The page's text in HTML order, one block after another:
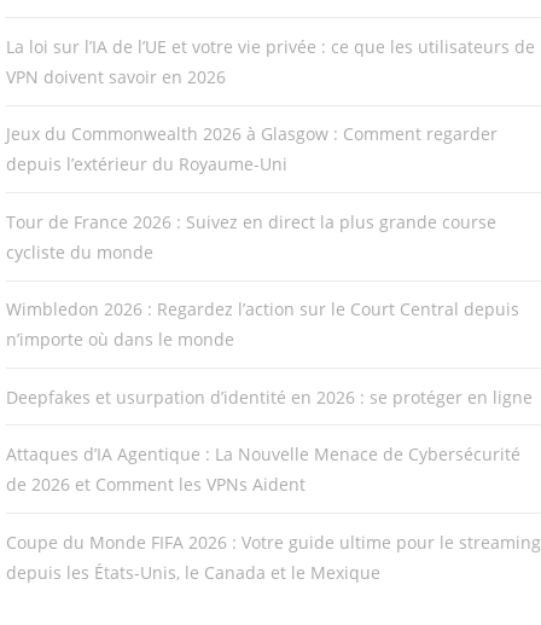
La loi sur l’IA de l’UE et votre vie privée : ce que les utilisateurs de
VPN doivent savoir en 2026
Jeux du Commonwealth 2026 à Glasgow : Comment regarder
depuis l’extérieur du Royaume-Uni
Tour de France 2026 : Suivez en direct la plus grande course
cycliste du monde
Wimbledon 2026 : Regardez l’action sur le Court Central depuis
n’importe où dans le monde
Deepfakes et usurpation d’identité en 2026 : se protéger en ligne
Attaques d’IA Agentique : La Nouvelle Menace de Cybersécurité
de 2026 et Comment les VPNs Aident
Coupe du Monde FIFA 2026 : Votre guide ultime pour le streaming
depuis les États-Unis, le Canada et le Mexique